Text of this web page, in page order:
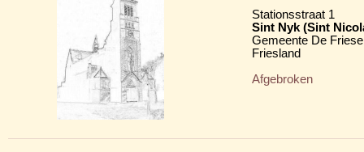
Stationsstraat 1
Sint Nyk (Sint
Gemeente De
Friesland
Afgebroken